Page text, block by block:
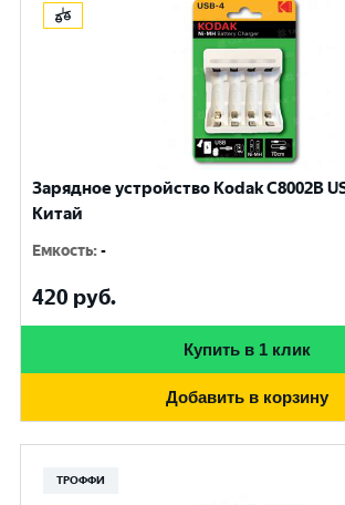
Зарядное устройство Kodak С8002B
Китай
Емкость:-
420 руб.
Купить в 1 клик
Добавить в корзину
ТРОФФИ